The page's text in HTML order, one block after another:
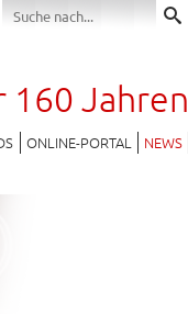
Jahren
ONLINE-PORTAL NEWS